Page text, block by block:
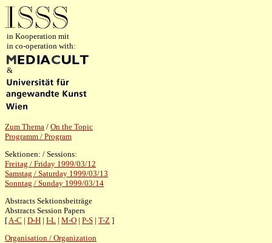
in Kooperation mit
in co-operation with:
&
Zum Thema / On the Topic
Programm / Program
Sektionen: / Sessions:
Freitag / Friday 1999/03/12
Samstag / Saturday 1999/03/13
Sonntag / Sunday 1999/03/14
Abstracts Sektionsbeiträge
Abstracts Session Papers
[A-C | D-H | I-L | M-O | P-S | T-Z ]
Organisation / Organization